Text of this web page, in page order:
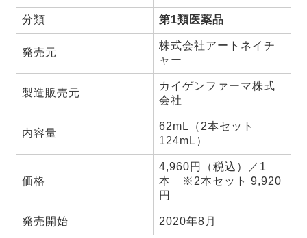
分類 第1類医薬品
発売元
株式会社アートネイチ
ャー
製造販売元
カイゲンファーマ株式
会社
内容量
62mL（2本セット
124mL）
価格
4,960円（税込）／1
本 ※2本セット 9,920
円
発売開始 2020年8月